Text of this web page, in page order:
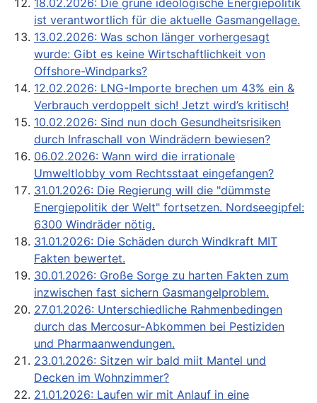
ist verantwortlich für die aktuelle Gasmangellage.
13.02.2026: Was schon länger vorhergesagt
wurde: Gibt es keine Wirtschaftlichkeit von
Offshore-Windparks?
12.02.2026: LNG-Importe brechen um 43% ein &
Verbrauch verdoppelt sich! Jetzt wird’s kritisch!
10.02.2026: Sind nun doch Gesundheitsrisiken
durch Infraschall von Windrädern bewiesen?
06.02.2026: Wann wird die irrationale
Umweltlobby vom Rechtsstaat eingefangen?
31.01.2026: Die Regierung will die "dümmste
Energiepolitik der Welt" fortsetzen. Nordseegipfel:
6300 Windräder nötig.
31.01.2026: Die Schäden durch Windkraft MIT
Fakten bewertet.
30.01.2026: Große Sorge zu harten Fakten zum
inzwischen fast sichern Gasmangelproblem.
27.01.2026: Unterschiedliche Rahmenbedingen
durch das Mercosur-Abkommen bei Pestiziden
und Pharmaanwendungen.
23.01.2026: Sitzen wir bald miit Mantel und
Decken im Wohnzimmer?
21.01.2026: Laufen wir mit Anlauf in eine